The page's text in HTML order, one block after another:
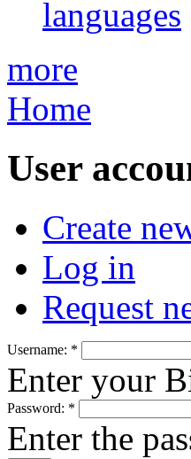
languages
more
Home
User
Create
Log in
Request
Username: *
Enter your
Password: *
Enter the